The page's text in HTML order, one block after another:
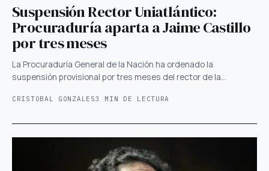
Suspensión Rector Uniatlántico:
Procuraduría aparta a Jaime Castillo
por tres meses
La Procuraduría General de la Nación ha ordenado la
suspensión provisional por tres meses del rector de la…
CRISTOBAL GONZALES3 MIN DE LECTURA